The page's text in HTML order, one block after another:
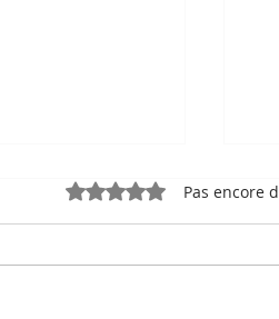
Noté 0 étoile sur 5.
Pas encore